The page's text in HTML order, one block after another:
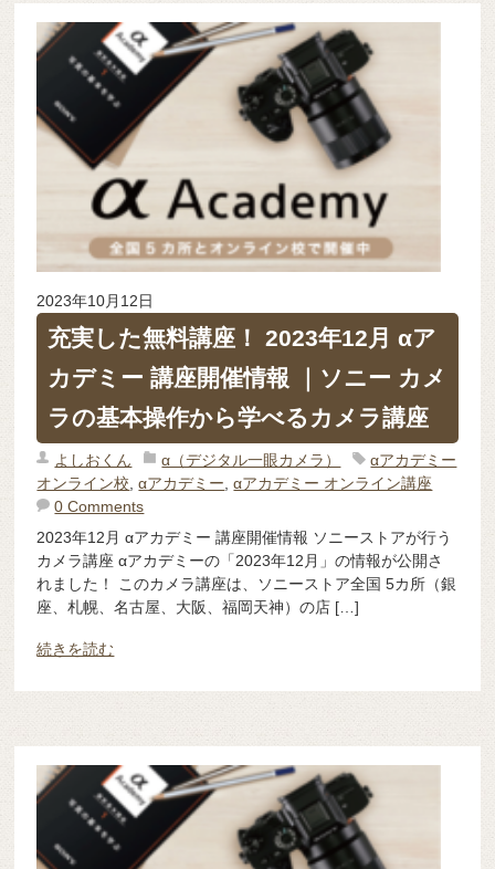
2023年10月12日
充実した無料講座！ 2023年12月 αア
カデミー 講座開催情報 ｜ソニー カメ
ラの基本操作から学べるカメラ講座
よしおくん α（デジタル一眼カメラ）
αアカデミー
オンライン校 ,αアカデミー ,αアカデミー オンライン講座
0 Comments
2023年12月 αアカデミー 講座開催情報 ソニーストアが行う
カメラ講座 αアカデミーの「2023年12月」の情報が公開さ
れました！ このカメラ講座は、ソニーストア全国 5カ所（銀
座、札幌、名古屋、大阪、福岡天神）の店 […]
続きを読む